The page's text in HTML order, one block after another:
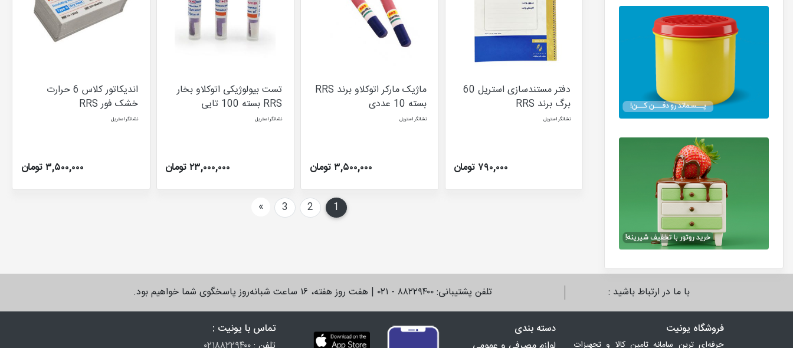
دفتر مستندسازی استریل 60
برگ برند RRS
نشانگر استریل
۷۹۰,۰۰۰ تومان
ماژیک مارکر اتوکلاو برند RRS
بسته 10 عددی
نشانگر استریل
۳,۵۰۰,۰۰۰ تومان
تست بیولوژیکی اتوکلاو بخار
RRS بسته 100 تایی
نشانگر استریل
۲۳,۰۰۰,۰۰۰ تومان
اندیکاتور کلاس 6 حرارت
خشک فور RRS
نشانگر استریل
۳,۵۰۰,۰۰۰ تومان
1
2
3
»
با ما در ارتباط باشید : تلفن پشتیبانی: ۸۸۲۲۹۴۰۰ - ۰۲۱ | هفت روز هفته، ۱۶ ساعت شبانه‌روز پاسخگوی شما خواهیم بود.
فروشگاه یونیت
حرفه‌ای ترین سامانه تامین کالا و تجهیزات
دسته بندی
تماس با یونیت :